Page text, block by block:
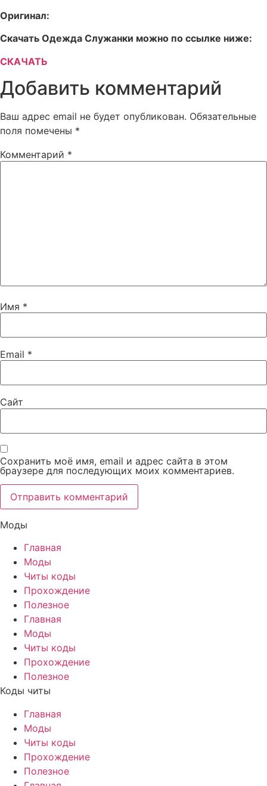
Оригинал:
Скачать Одежда Служанки можно по ссылке ниже:
СКАЧАТЬ
Добавить комментарий
Ваш адрес email не будет опубликован. Обязательные
поля помечены *
Комментарий *
Имя *
Email *
Сайт
Сохранить моё имя, email и адрес сайта в этом
браузере для последующих моих комментариев.
Моды
Главная
Моды
Читы коды
Прохождение
Полезное
Главная
Моды
Читы коды
Прохождение
Полезное
Коды читы
Главная
Моды
Читы коды
Прохождение
Полезное